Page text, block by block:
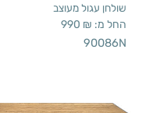
שולחן עגול מעוצב
החל מ: 990 ₪
90086N